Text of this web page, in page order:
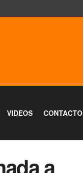
VIDEOS CONTACTO
a